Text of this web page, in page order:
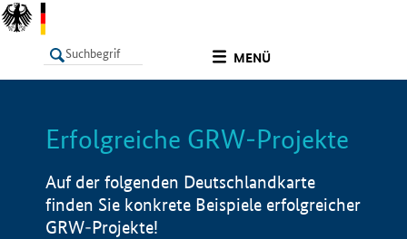
MENÜ
LISTE Info
Erfolgreiche GRW-Projekte
Auf der folgenden Deutschlandkarte
finden Sie konkrete Beispiele erfolgreicher
GRW-Projekte!